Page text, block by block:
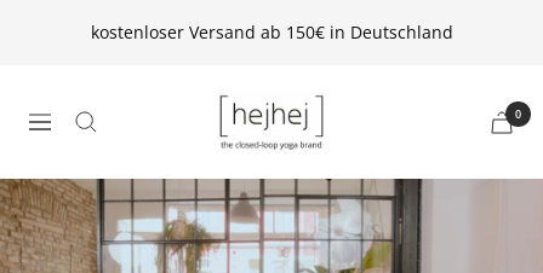
kostenloser Versand ab 150€ in Deutschland
Navigation
hejhej
GmbH
0